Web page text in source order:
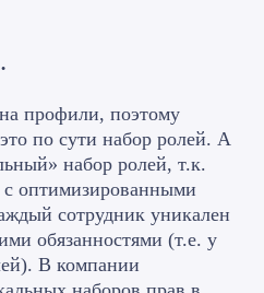
профили, поэтому
по сути набор ролей. А
набор ролей, т.к.
с оптимизированными
сотрудник уникален
обязанностями (т.е. у
В компании